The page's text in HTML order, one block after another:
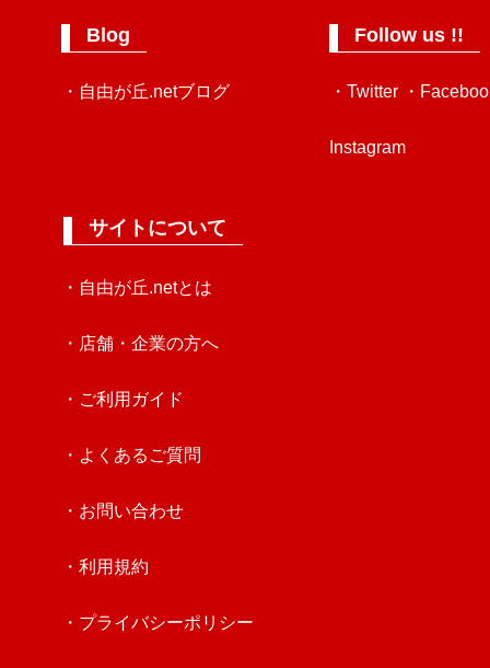
Blog
・自由が丘.netブログ
Follow us !!
・Twitter ・
Instagram
サイトについて
・自由が丘.netとは
・店舗・企業の方へ
・ご利用ガイド
・よくあるご質問
・お問い合わせ
・利用規約
・プライバシーポリシー